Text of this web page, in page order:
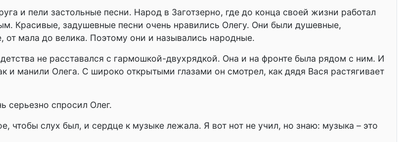
и пели застольные песни. Народ в Заготзерно, где до конца своей жизни работал
Красивые, задушевные песни очень нравились Олегу. Они были душевные,
мала до велика. Поэтому они и назывались народные.
не расставался с гармошкой-двухрядкой. Она и на фронте была рядом с ним. И
и манили Олега. С широко открытыми глазами он смотрел, как дядя Вася растягивает
серьезно спросил Олег.
чтобы слух был, и сердце к музыке лежала. Я вот нот не учил, но знаю: музыка – это